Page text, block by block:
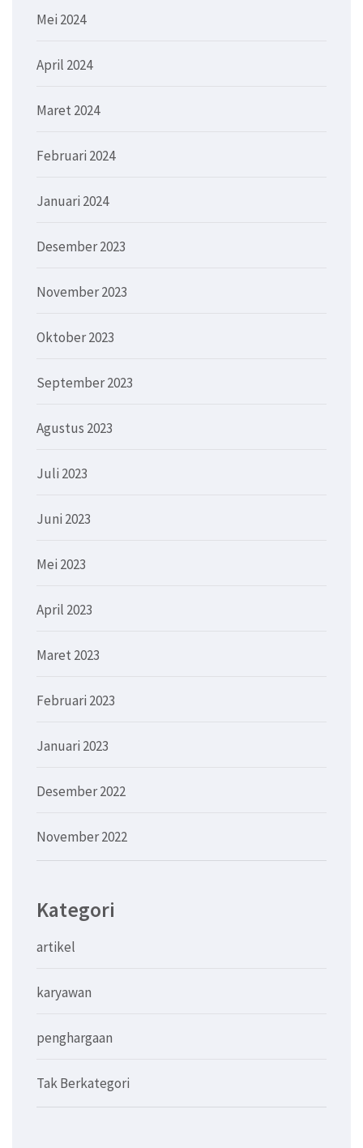
Mei 2024
April 2024
Maret 2024
Februari 2024
Januari 2024
Desember 2023
November 2023
Oktober 2023
September 2023
Agustus 2023
Juli 2023
Juni 2023
Mei 2023
April 2023
Maret 2023
Februari 2023
Januari 2023
Desember 2022
November 2022
Kategori
artikel
karyawan
penghargaan
Tak Berkategori